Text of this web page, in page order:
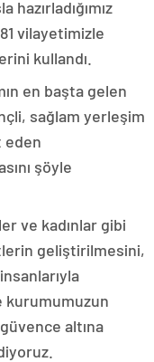
vilayetimizle
kullandı.
en başta gelen
sağlam yerleşim
eden
şöyle
ve kadınlar gibi
geliştirilmesini,
kurumumuzun
altına